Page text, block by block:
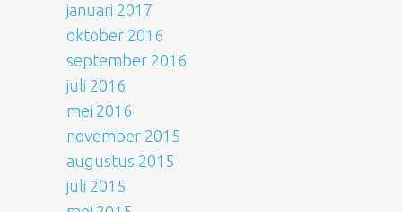
januari 2017
oktober 2016
september 2016
juli 2016
mei 2016
november 2015
augustus 2015
juli 2015